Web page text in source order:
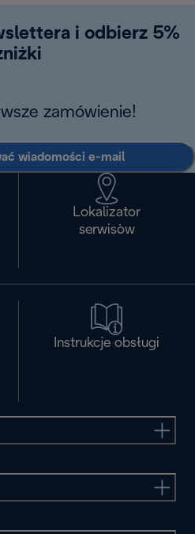
i odbierz 5%
zamówienie!
wiadomości e-mail
Lokalizator
serwisòw
Instrukcje obsługi